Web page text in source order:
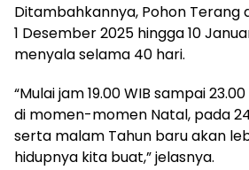
Ditambahkannya, Pohon Terang
1 Desember 2025 hingga 10
menyala selama 40 hari.
“Mulai jam 19.00 WIB sampai
di momen-momen Natal, pada
serta malam Tahun baru akan
hidupnya kita buat,” jelasnya.